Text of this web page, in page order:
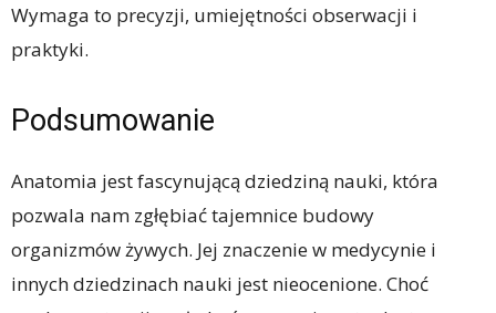
Wymaga to precyzji, umiejętności obserwacji i
praktyki.
Podsumowanie
Anatomia jest fascynującą dziedziną nauki, która
pozwala nam zgłębiać tajemnice budowy
organizmów żywych. Jej znaczenie w medycynie i
innych dziedzinach nauki jest nieocenione. Choć